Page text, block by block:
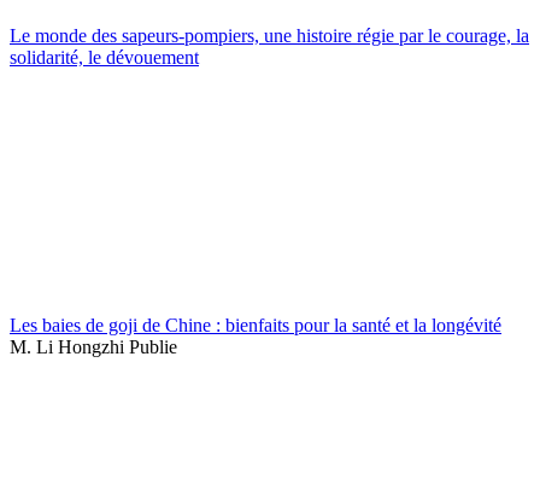
Le monde des sapeurs-pompiers, une histoire régie par le courage, la
solidarité, le dévouement
Les baies de goji de Chine : bienfaits pour la santé et la longévité
M. Li Hongzhi Publie